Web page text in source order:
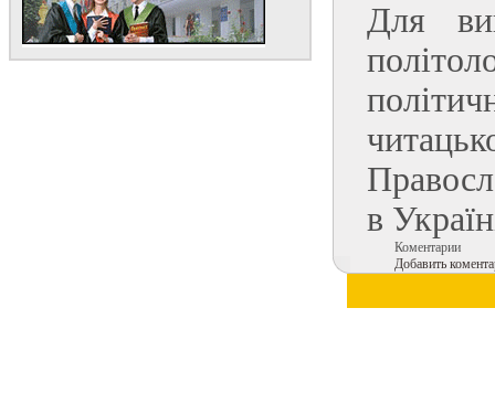
Для
в
Коментарии
Добавить